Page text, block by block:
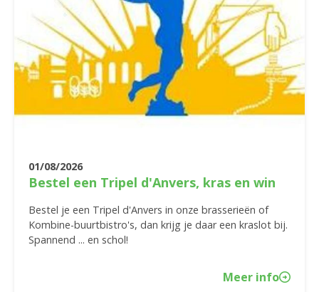
01/08/2026
Bestel een Tripel d'Anvers, kras en win
Bestel je een Tripel d'Anvers in onze brasserieën of
Kombine-buurtbistro's, dan krijg je daar een kraslot bij.
Spannend ... en schol!
Meer info